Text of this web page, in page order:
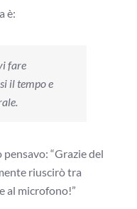
è:
fare
il tempo e
“Grazie del
riuscirò tra
al microfono!”